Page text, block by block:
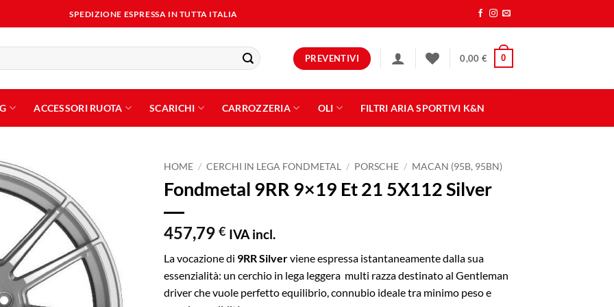
SPEDIZIONE ESPRESSA IN TUTTA ITALIA
PREVENTIVI 0,00 € 0
ACCESSORI RUOTA SCARICHI CARROZZERIA OLI FILTRI ARIA SPORTIVI K&N
desideri
HOME / CERCHI IN LEGA FONDMETAL / PORSCHE / MACAN (95B, 95BN)
Fondmetal 9RR 9×19 Et 21 5X112 Silver
457,79 € IVA incl.
La vocazione di 9RR Silverviene espressa istantaneamente dalla sua
essenzialità: un cerchio in lega leggera multi razza destinato al Gentleman
driver che vuole perfetto equilibrio, connubio ideale tra minimo peso e